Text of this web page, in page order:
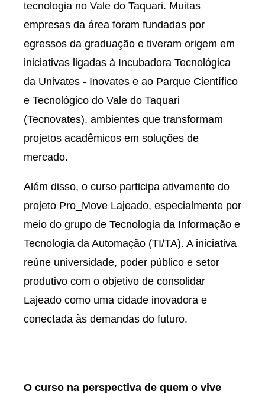
tecnologia no Vale do Taquari. Muitas
empresas da área foram fundadas por
egressos da graduação e tiveram origem em
iniciativas ligadas à Incubadora Tecnológica
da Univates - Inovates e ao Parque Científico
e Tecnológico do Vale do Taquari
(Tecnovates), ambientes que transformam
projetos acadêmicos em soluções de
mercado.
Além disso, o curso participa ativamente do
projeto Pro_Move Lajeado, especialmente por
meio do grupo de Tecnologia da Informação e
Tecnologia da Automação (TI/TA). A iniciativa
reúne universidade, poder público e setor
produtivo com o objetivo de consolidar
Lajeado como uma cidade inovadora e
conectada às demandas do futuro.
O curso na perspectiva de quem o vive